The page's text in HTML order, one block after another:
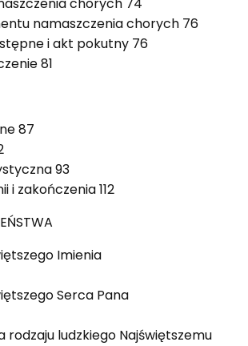
namaszczenia chorych 76
i akt pokutny 76
81
87
93
i zakończenia 112
Imienia
Serca Pana
rodzaju ludzkiego Najświętszemu